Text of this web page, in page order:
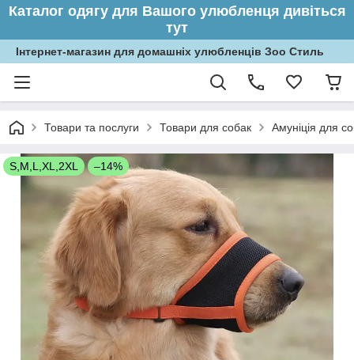
Каталог одягу для Вашого улюбленця дивіться
тут
Інтернет-магазин для домашніх улюбленців Зоо Стиль
Товари та послуги Товари для собак Амуніція для
S,M,L,XL,2XL –14%